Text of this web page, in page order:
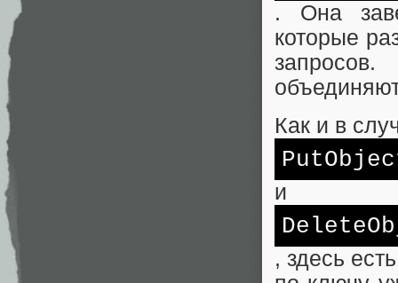
. Она
которые
Как и в
и
, здесь